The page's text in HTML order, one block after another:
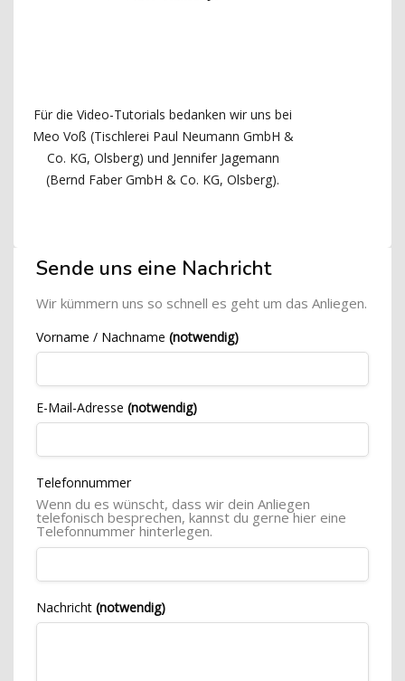
Für die Video-Tutorials bedanken wir uns bei
Meo Voß (Tischlerei Paul Neumann GmbH &
Co. KG, Olsberg) und Jennifer Jagemann
(Bernd Faber GmbH & Co. KG, Olsberg).
Blöcke
[Cocoon] Custom HTML überspringen
Sende uns eine Nachricht
Wir kümmern uns so schnell es geht um das Anliegen.
Vorname / Nachname (notwendig)
E-Mail-Adresse (notwendig)
Telefonnummer
Wenn du es wünscht, dass wir dein Anliegen
telefonisch besprechen, kannst du gerne hier eine
Telefonnummer hinterlegen.
Nachricht (notwendig)